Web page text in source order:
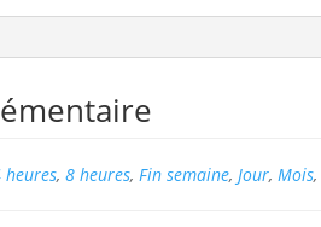
heures, 8 heures, Fin semaine, Jour, Mois,